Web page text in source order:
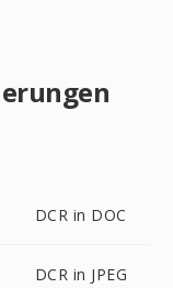
DCR in DOC
DCR in JPEG